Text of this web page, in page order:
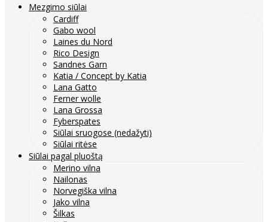
Mezgimo siūlai
Cardiff
Gabo wool
Laines du Nord
Rico Design
Sandnes Garn
Katia / Concept by Katia
Lana Gatto
Ferner wolle
Lana Grossa
Fyberspates
Siūlai sruogose (nedažyti)
Siūlai ritėse
Siūlai pagal pluoštą
Merino vilna
Nailonas
Norvegiška vilna
Jako vilna
Šilkas